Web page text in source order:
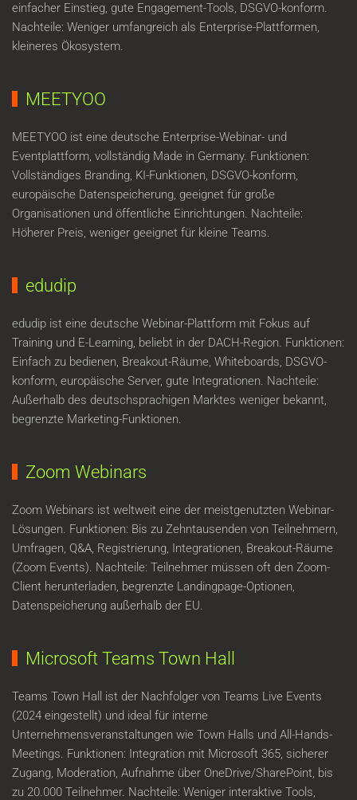
einfacher Einstieg, gute Engagement-Tools, DSGVO-konform.
Nachteile: Weniger umfangreich als Enterprise-Plattformen,
kleineres Ökosystem.
MEETYOO
MEETYOO ist eine deutsche Enterprise-Webinar- und
Eventplattform, vollständig Made in Germany. Funktionen:
Vollständiges Branding, KI-Funktionen, DSGVO-konform,
europäische Datenspeicherung, geeignet für große
Organisationen und öffentliche Einrichtungen. Nachteile:
Höherer Preis, weniger geeignet für kleine Teams.
edudip
edudip ist eine deutsche Webinar-Plattform mit Fokus auf
Training und E-Learning, beliebt in der DACH-Region. Funktionen:
Einfach zu bedienen, Breakout-Räume, Whiteboards, DSGVO-
konform, europäische Server, gute Integrationen. Nachteile:
Außerhalb des deutschsprachigen Marktes weniger bekannt,
begrenzte Marketing-Funktionen.
Zoom Webinars
Zoom Webinars ist weltweit eine der meistgenutzten Webinar-
Lösungen. Funktionen: Bis zu Zehntausenden von Teilnehmern,
Umfragen, Q&A, Registrierung, Integrationen, Breakout-Räume
(Zoom Events). Nachteile: Teilnehmer müssen oft den Zoom-
Client herunterladen, begrenzte Landingpage-Optionen,
Datenspeicherung außerhalb der EU.
Microsoft Teams Town Hall
Teams Town Hall ist der Nachfolger von Teams Live Events
(2024 eingestellt) und ideal für interne
Unternehmensveranstaltungen wie Town Halls und All-Hands-
Meetings. Funktionen: Integration mit Microsoft 365, sicherer
Zugang, Moderation, Aufnahme über OneDrive/SharePoint, bis
zu 20.000 Teilnehmer. Nachteile: Weniger interaktive Tools,